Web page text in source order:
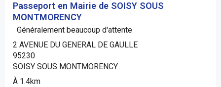
Passeport en Mairie de SOISY SOUS
MONTMORENCY
Généralement beaucoup d'attente
2 AVENUE DU GENERAL DE GAULLE
95230
SOISY SOUS MONTMORENCY
À 1.4km